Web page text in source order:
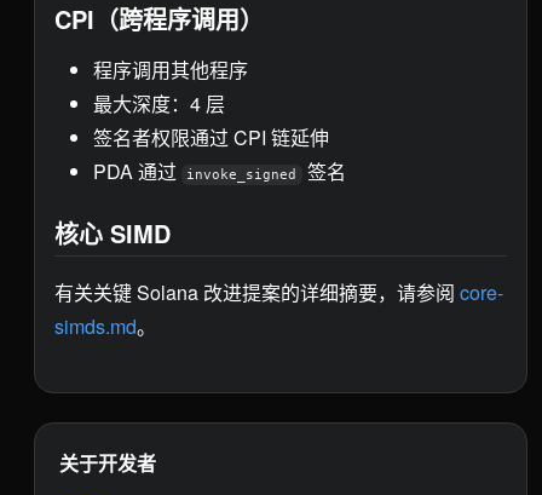
CPI（跨程序调用）
程序调用其他程序
最大深度：4 层
签名者权限通过 CPI 链延伸
PDA 通过
invoke_signed 签名
核心 SIMD
有关关键 Solana 改进提案的详细摘要，请参阅 core-
simds.md。
关于开发者